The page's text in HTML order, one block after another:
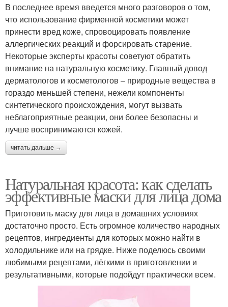
В последнее время введется много разговоров о том,
что использование фирменной косметики может
принести вред коже, спровоцировать появление
аллергических реакций и форсировать старение.
Некоторые эксперты красоты советуют обратить
внимание на натуральную косметику. Главный довод
дерматологов и косметологов – природные вещества в
гораздо меньшей степени, нежели компоненты
синтетического происхождения, могут вызвать
неблагоприятные реакции, они более безопасны и
лучше воспринимаются кожей.
читать дальше →
Натуральная красота: как сделать
эффективные маски для лица дома
Приготовить маску для лица в домашних условиях
достаточно просто. Есть огромное количество народных
рецептов, ингредиенты для которых можно найти в
холодильнике или на грядке. Ниже поделюсь своими
любимыми рецептами, лёгкими в приготовлении и
результативными, которые подойдут практически всем.